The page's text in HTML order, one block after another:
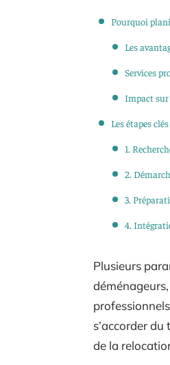
Pourquoi
Les
Services
Impact
Les étapes
1.
2.
3.
4.
Plusieurs
s’accorder
de la